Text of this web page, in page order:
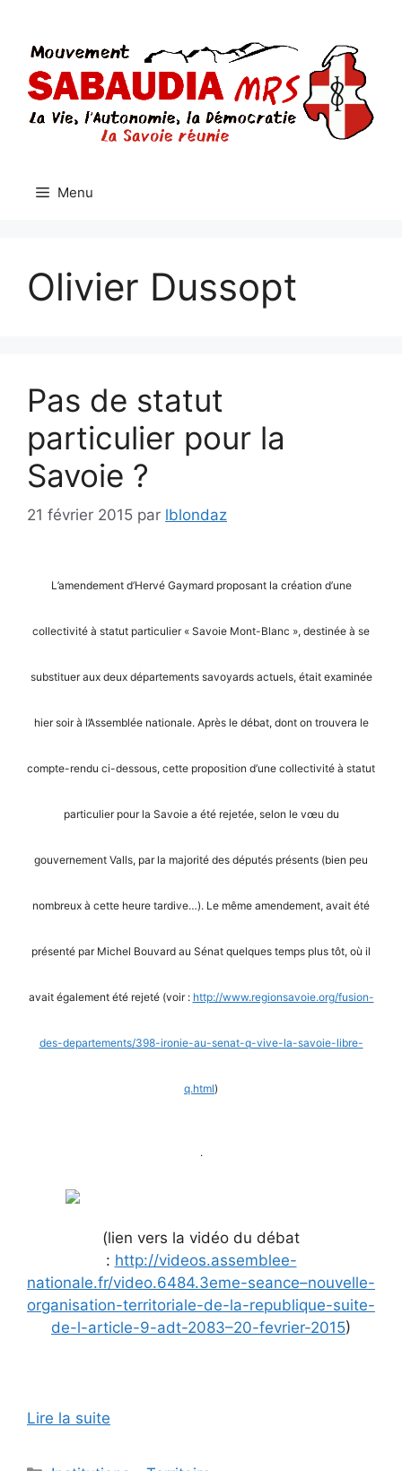
contenu
Menu
Olivier Dussopt
Pas de statut
particulier pour la
Savoie ?
21 février 2015 par lblondaz
L’amendement d’Hervé Gaymard proposant la création d’une
collectivité à statut particulier « Savoie Mont-Blanc », destinée à se
substituer aux deux départements savoyards actuels, était examinée
hier soir à l’Assemblée nationale. Après le débat, dont on trouvera le
compte-rendu ci-dessous, cette proposition d’une collectivité à statut
particulier pour la Savoie a été rejetée, selon le vœu du
gouvernement Valls, par la majorité des députés présents (bien peu
nombreux à cette heure tardive…). Le même amendement, avait été
présenté par Michel Bouvard au Sénat quelques temps plus tôt, où il
avait également été rejeté (voir : http://www.regionsavoie.org/fusion-
des-departements/398-ironie-au-senat-q-vive-la-savoie-libre-
q.html)
.
(lien vers la vidéo du débat
: http://videos.assemblee-
nationale.fr/video.6484.3eme-seance–nouvelle-
organisation-territoriale-de-la-republique-suite-
de-l-article-9-adt-2083–20-fevrier-2015)
Lire la suite